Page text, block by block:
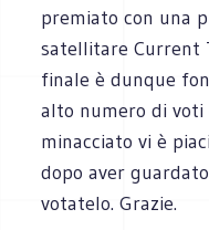
premiato con una
satellitare Current
finale è dunque
alto numero di voti
minacciato vi è
dopo aver
votatelo. Grazie.